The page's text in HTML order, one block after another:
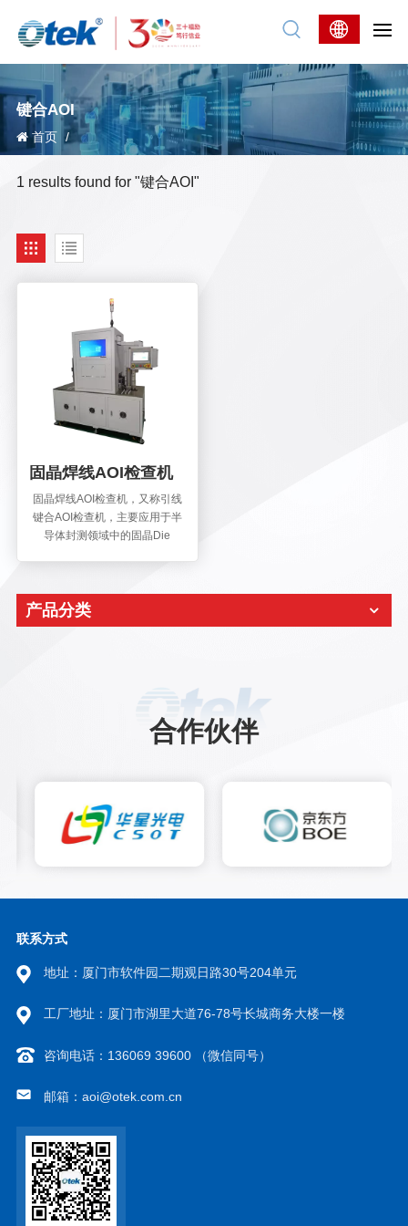
键合AOI
首页 /
1 results found for "键合AOI"
固晶焊线AOI检查机
固晶焊线AOI检查机，又称引线
键合AOI检查机，主要应用于半
导体封测领域中的固晶Die
率等特点。具有完全自主知识产
权的光学系统模组和核心检测算
表面多种缺陷。
产品分类
合作伙伴
联系方式
地址：厦门市软件园二期观日路30号204单元
工厂地址：厦门市湖里大道76-78号长城商务大楼一楼
咨询电话：136069 39600 （微信同号）
邮箱：aoi@otek.com.cn